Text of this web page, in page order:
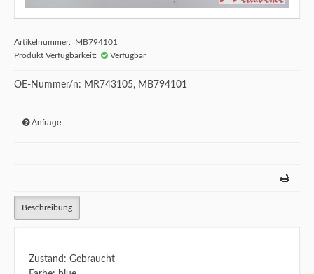
Artikelnummer: MB794101
Produkt Verfügbarkeit:
Verfügbar
OE-Nummer/n: MR743105, MB794101
Anfrage
Beschreibung
Zustand: Gebraucht